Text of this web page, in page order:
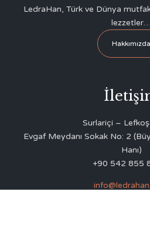
LedraHan, Türk ve Dünya
lezzetler…
Hakkımızda
Surlariçi –
Evgaf Meydanı Sokak No: 2
Hanı)
+90 542 855